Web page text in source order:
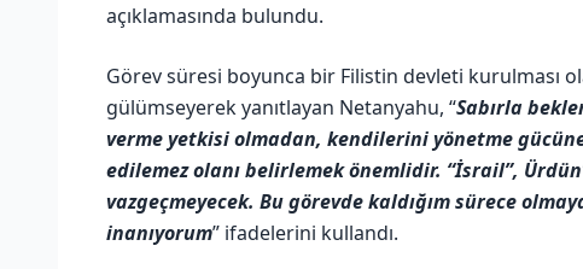
açıklamasında bulundu.
Görev süresi boyunca bir Filistin devleti kurulması
gülümseyerek yanıtlayan Netanyahu, “Sabırla
verme yetkisi olmadan, kendilerini yönetme
edilemez olanı belirlemek önemlidir. “İsrail”,
vazgeçmeyecek. Bu görevde kaldığım sürece
inanıyorum” ifadelerini kullandı.